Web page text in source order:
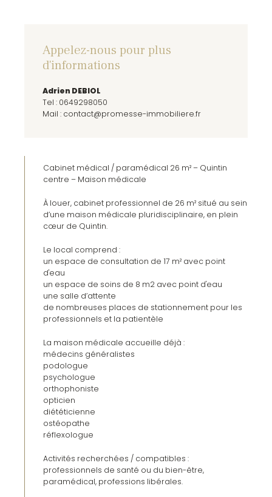
Appelez-nous pour plus
d'informations
Adrien DEBIOL
Tel : 0649298050
Mail : contact@promesse-immobiliere.fr
Cabinet médical / paramédical 26 m² – Quintin
centre – Maison médicale
À louer, cabinet professionnel de 26 m² situé au sein
d’une maison médicale pluridisciplinaire, en plein
cœur de Quintin.
Le local comprend :
un espace de consultation de 17 m² avec point
d'eau
un espace de soins de 8 m2 avec point d'eau
une salle d’attente
de nombreuses places de stationnement pour les
professionnels et la patientèle
La maison médicale accueille déjà :
médecins généralistes
podologue
psychologue
orthophoniste
opticien
diététicienne
ostéopathe
réflexologue
Activités recherchées / compatibles :
professionnels de santé ou du bien-être,
paramédical, professions libérales.